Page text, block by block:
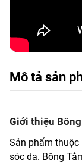
Mô tả sản
Giới thiệu
Sản phẩm thuộc
sóc da. Bông